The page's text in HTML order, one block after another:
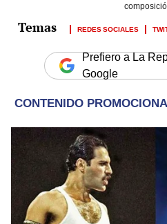
REDES SOCIALES
Prefiero a La
Google